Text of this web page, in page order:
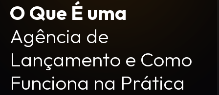
O Que É uma
Agência de
Lançamento e Como
Funciona na Prática